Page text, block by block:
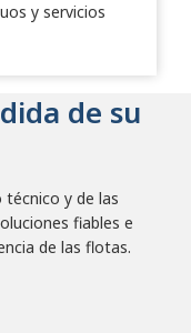
y servicios
de su
y de las
fiables e
de las flotas.